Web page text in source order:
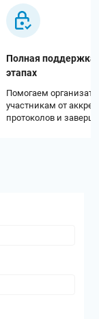
Полная поддержка
этапах
Помогаем
участникам от
протоколов и